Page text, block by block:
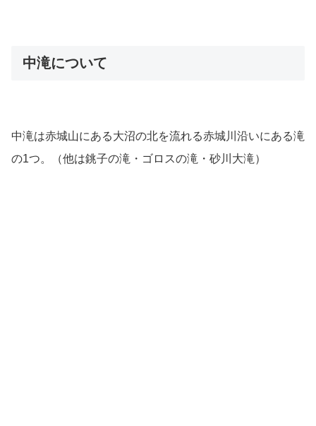
中滝について
中滝は赤城山にある大沼の北を流れる赤城川沿いにある滝
の1つ。（他は銚子の滝・ゴロスの滝・砂川大滝）